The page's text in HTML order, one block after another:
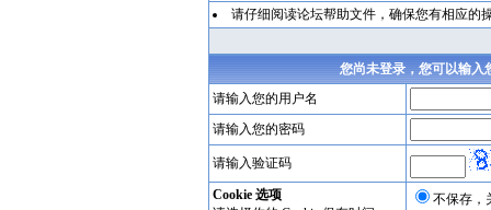
请仔细阅读论坛帮助文件，确保您有相应的
您尚未登录，您可以输入
请输入您的用户名
请输入您的密码
请输入验证码
Cookie 选项
不保存，